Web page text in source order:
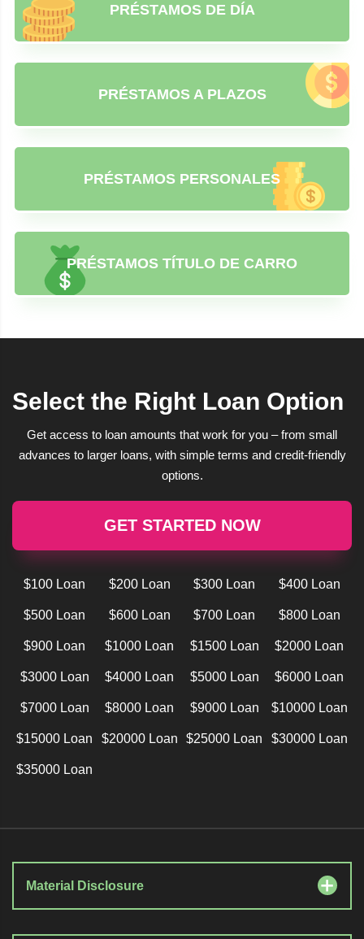
PRÉSTAMOS DE DÍA
PRÉSTAMOS A PLAZOS
PRÉSTAMOS PERSONALES
PRÉSTAMOS TÍTULO DE CARRO
Select the Right Loan Option
Get access to loan amounts that work for you – from small
advances to larger loans, with simple terms and credit-friendly
options.
GET STARTED NOW
$100 Loan $200 Loan $300 Loan $400 Loan
$500 Loan $600 Loan $700 Loan $800 Loan
$900 Loan $1000 Loan $1500 Loan $2000 Loan
$3000 Loan $4000 Loan $5000 Loan $6000 Loan
$7000 Loan $8000 Loan $9000 Loan $10000 Loan
$15000 Loan $20000 Loan $25000 Loan $30000 Loan
$35000 Loan
Material Disclosure